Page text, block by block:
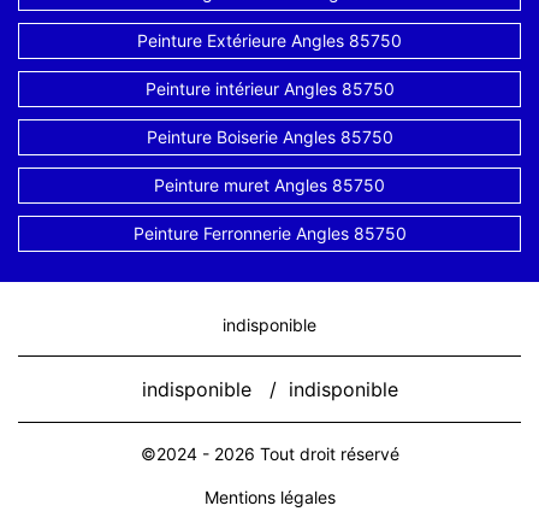
Peinture Extérieure Angles 85750
Peinture intérieur Angles 85750
Peinture Boiserie Angles 85750
Peinture muret Angles 85750
Peinture Ferronnerie Angles 85750
indisponible
indisponible / indisponible
©2024 - 2026 Tout droit réservé
Mentions légales